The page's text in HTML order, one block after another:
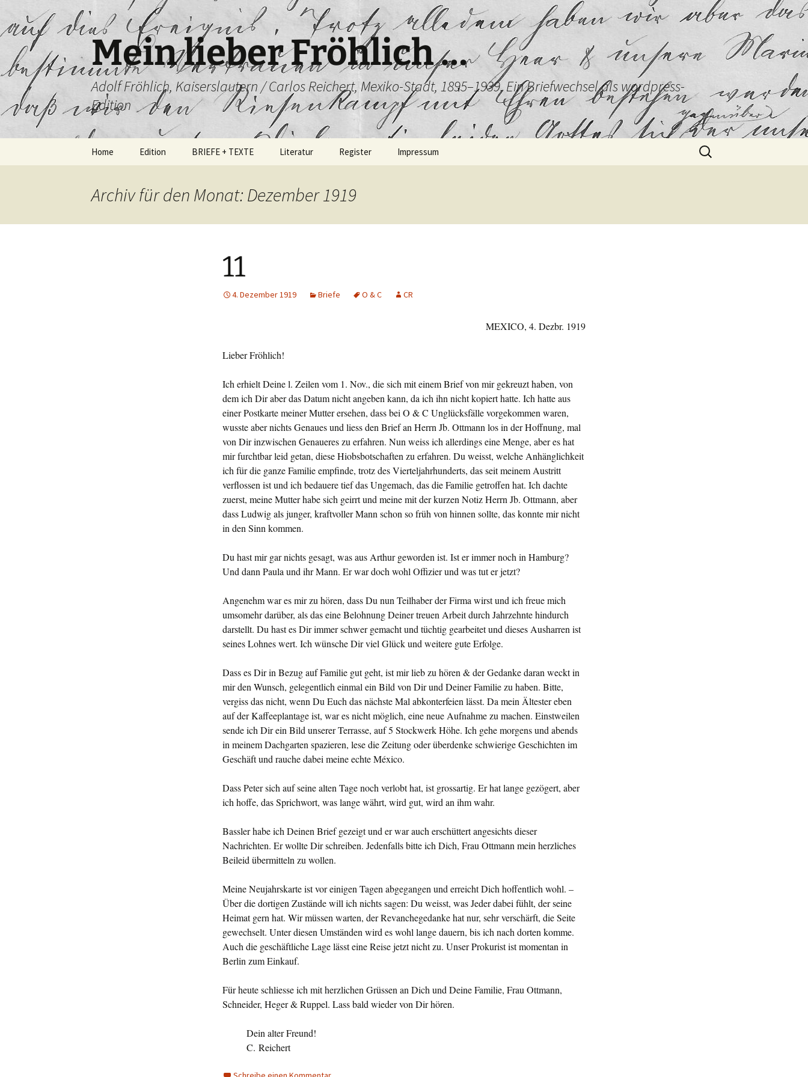
Mein lieber Fröhlich …
Adolf Fröhlich, Kaiserslautern / Carlos Reichert, Mexiko-Stadt, 1895–1939. Ein Briefwechsel als wordpress-
Edition
Home Edition BRIEFE + TEXTE Literatur Register Impressum
Suchen
nach:
Archiv für den Monat: Dezember 1919
11
4. Dezember 1919 Briefe O & C CR
MEXICO, 4. Dezbr. 1919
Lieber Fröhlich!
Ich erhielt Deine l. Zeilen vom 1. Nov., die sich mit einem Brief von mir gekreuzt haben, von
dem ich Dir aber das Datum nicht angeben kann, da ich ihn nicht kopiert hatte. Ich hatte aus
einer Postkarte meiner Mutter ersehen, dass bei O & C Unglücksfälle vorgekommen waren,
wusste aber nichts Genaues und liess den Brief an Herrn Jb. Ottmann los in der Hoffnung, mal
von Dir inzwischen Genaueres zu erfahren. Nun weiss ich allerdings eine Menge, aber es hat
mir furchtbar leid getan, diese Hiobsbotschaften zu erfahren. Du weisst, welche Anhäng­lichkeit
ich für die ganze Familie empfinde, trotz des Vierteljahrhunderts, das seit meinem Austritt
verflossen ist und ich bedauere tief das Ungemach, das die Familie getroffen hat. Ich dachte
zuerst, meine Mutter habe sich geirrt und meine mit der kurzen Notiz Herrn Jb. Ottmann, aber
dass Ludwig als junger, kraftvoller Mann schon so früh von hinnen sollte, das konnte mir nicht
in den Sinn kommen.
Du hast mir gar nichts gesagt, was aus Arthur geworden ist. Ist er immer noch in Hamburg?
Und dann Paula und ihr Mann. Er war doch wohl Offizier und was tut er jetzt?
Angenehm war es mir zu hören, dass Du nun Teilhaber der Firma wirst und ich freue mich
umsomehr darüber, als das eine Belohnung Deiner treuen Arbeit durch Jahrzehnte hindurch
darstellt. Du hast es Dir immer schwer gemacht und tüchtig gearbeitet und dieses Ausharren ist
seines Lohnes wert. Ich wünsche Dir viel Glück und weitere gute Erfolge.
Dass es Dir in Bezug auf Familie gut geht, ist mir lieb zu hören & der Gedanke daran weckt in
mir den Wunsch, gelegentlich einmal ein Bild von Dir und Deiner Familie zu haben. Bitte,
vergiss das nicht, wenn Du Euch das nächste Mal abkonterfeien lässt. Da mein Ältester eben
auf der Kaffeeplantage ist, war es nicht möglich, eine neue Aufnahme zu machen. Einstweilen
sende ich Dir ein Bild unserer Terrasse, auf 5 Stockwerk Höhe. Ich gehe morgens und abends
in meinem Dachgarten spazieren, lese die Zeitung oder überdenke schwierige Geschichten im
Geschäft und rauche dabei meine echte México.
Dass Peter sich auf seine alten Tage noch verlobt hat, ist grossartig. Er hat lange gezögert, aber
ich hoffe, das Sprichwort, was lange währt, wird gut, wird an ihm wahr.
Bassler habe ich Deinen Brief gezeigt und er war auch erschüttert angesichts dieser
Nachrichten. Er wollte Dir schreiben. Jedenfalls bitte ich Dich, Frau Ottmann mein herzliches
Beileid übermitteln zu wollen.
Meine Neujahrskarte ist vor einigen Tagen abgegangen und erreicht Dich hoffentlich wohl. –
Über die dortigen Zustände will ich nichts sagen: Du weisst, was Jeder dabei fühlt, der seine
Heimat gern hat. Wir müssen warten, der Revanchegedanke hat nur, sehr verschärft, die Seite
gewechselt. Unter diesen Umständen wird es wohl lange dauern, bis ich nach dorten komme.
Auch die geschäftliche Lage lässt eine Reise jetzt nicht zu. Unser Prokurist ist momentan in
Berlin zum Einkauf.
Für heute schliesse ich mit herzlichen Grüssen an Dich und Deine Familie, Frau Ottmann,
Schneider, Heger & Ruppel. Lass bald wieder von Dir hören.
Dein alter Freund!
C. Reichert